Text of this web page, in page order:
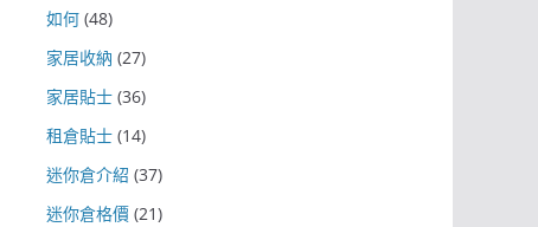
如何 (48)
家居收納 (27)
家居貼士 (36)
租倉貼士 (14)
迷你倉介紹 (37)
迷你倉格價 (21)